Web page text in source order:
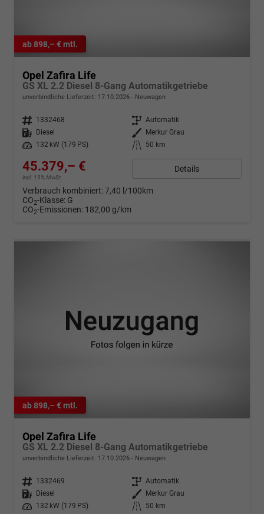
ab 898,– € mtl.
Opel Zafira Life
GS XL 2.2 Diesel 8-Gang Automatikgetriebe
unverbindliche Lieferzeit: 17.10.2026 Neuwagen
Fahrzeugnr. 1332468 Getriebe Automatik
Kraftstoff
Diesel Außenfarbe
Merkur Grau
Leistung
132 kW (179 PS) Kilometerstand 50 km
45.379,– €
incl. 19% MwSt.
Details
Verbrauch kombiniert:7,40 l/100km
CO2-Klasse: G
CO2-Emissionen: 182,00 g/km
ab 898,– € mtl.
Opel Zafira Life
GS XL 2.2 Diesel 8-Gang Automatikgetriebe
unverbindliche Lieferzeit: 17.10.2026 Neuwagen
Fahrzeugnr. 1332469 Getriebe Automatik
Kraftstoff
Diesel Außenfarbe
Merkur Grau
Leistung
132 kW (179 PS) Kilometerstand 50 km